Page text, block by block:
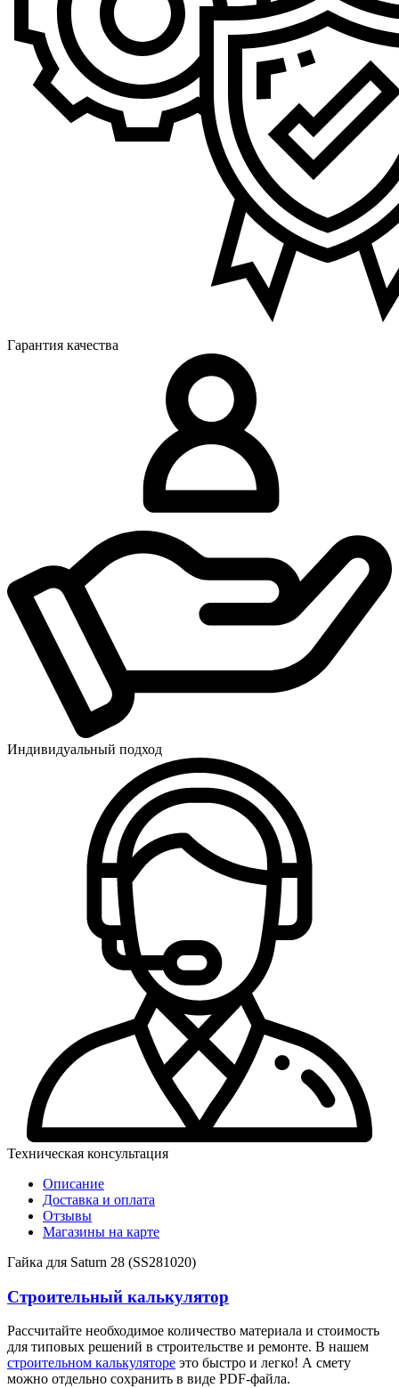
Гарантия качества
Индивидуальный подход
Техническая консультация
Описание
Доставка и оплата
Отзывы
Магазины на карте
Гайка для Saturn 28 (SS281020)
Строительный калькулятор
Рассчитайте необходимое количество материала и стоимость
для типовых решений в строительстве и ремонте. В нашем
строительном калькуляторе это быстро и легко! А смету
можно отдельно сохранить в виде PDF-файла.